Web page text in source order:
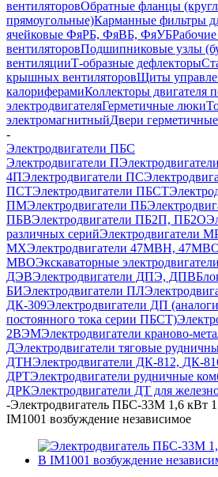
вентиляторовОбратные фланцы
прямоугольные)Карманные фильтры
ячейковые ФяРБ, ФяВБ, ФяУБРабочие
вентиляторовПодшипниковые узлы
вентиляцииТ-образные дефлекторы
крышных вентиляторовЩиты
калориферамиКоллекторы двигателя
электродвигателяГерметичные люки
электромагнитныйДвери герметичные
-
Электродвигатели ПБС
Электродвигатели П
4ПЭлектродвигатели ПС
ПСТЭлектродвигатели ПБСТ
ПМЭлектродвигатели ПБ
ПБВЭлектродвигатели ПБ2П, ПБ2О
различных серийЭлектродвигатели
MXЭлектродвигатели 47MBH,
MBOЭкскаваторные
ДЭВЭлектродвигатели ДПЭ, ДПВ
БИЭлектродвигатели ПЛ
ДК-309Электродвигатели ДП
постоянного тока серии ПБСТ)
2ВЭМЭлектродвигатели краново-
ДЭлектродвигатели тяговые
ДТНЭлектродвигатели ДК-812, ДК-
ДРТЭлектродвигатели рудничные
ДРКЭлектродвигатели ДТ для
-Электродвигатель ПБС-33М 1,6 кВт
IM1001 возбуждение независимое